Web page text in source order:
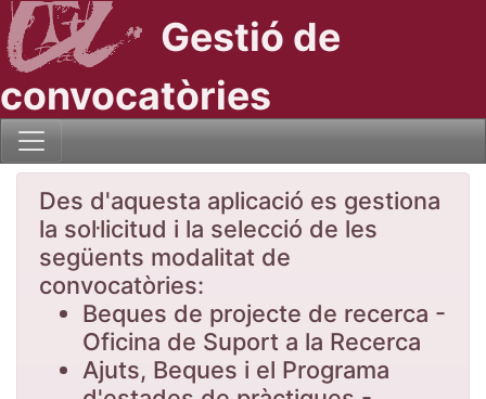
Gestió de
convocatòries
Des d'aquesta aplicació es gestiona
la sol·licitud i la selecció de les
següents modalitat de
convocatòries:
Beques de projecte de recerca -
Oficina de Suport a la Recerca
Ajuts, Beques i el Programa